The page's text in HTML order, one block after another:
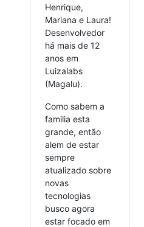
Henrique,
Mariana e Laura!
Desenvolvedor
há mais de 12
anos em
Luizalabs
(Magalu).
Como sabem a
familia esta
grande, então
alem de estar
sempre
atualizado sobre
novas
tecnologias
busco agora
estar focado em